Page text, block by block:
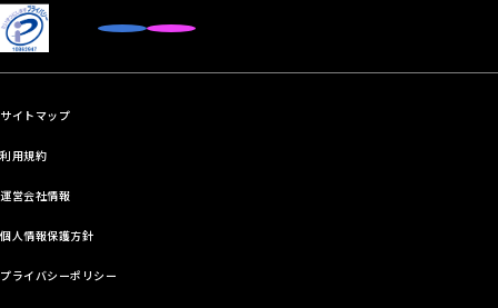
サイトマップ
利用規約
運営会社情報
個人情報保護方針
プライバシーポリシー